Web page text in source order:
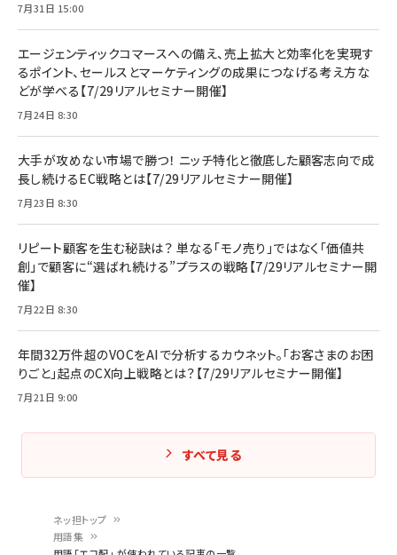
ネッ担トップ
用語集
7月31日 15:00
エージェンティックコマースへの備え、売上拡大と効率化を実現す
るポイント、セールスとマーケティングの成果につなげる考え方な
どが学べる【7/29リアルセミナー開催】
7月24日 8:30
大手が攻めない市場で勝つ！ ニッチ特化と徹底した顧客志向で成
長し続けるEC戦略とは【7/29リアルセミナー開催】
7月23日 8:30
リピート顧客を生む秘訣は？ 単なる「モノ売り」ではなく「価値共
創」で顧客に“選ばれ続ける”プラスの戦略【7/29リアルセミナー開
催】
7月22日 8:30
年間32万件超のVOCをAIで分析するカウネット。「お客さまのお困
りごと」起点のCX向上戦略とは？【7/29リアルセミナー開催】
7月21日 9:00
すべて見る